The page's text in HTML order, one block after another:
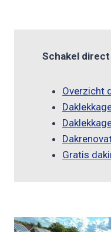
Schakel direct
Overzicht
Gratis